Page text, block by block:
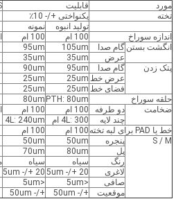
مورد قابلیت
تخته
یکنواختی +/- 10٪
تولید انبوه
نمونه
اندازه سوراخ
100 ام 100 ام
انگشت بستن گام صدا 105um
95um
عرض
35um
35um
پتک زدن
گام صدا 95um
90um
عرض خط 25um
25um
فضای خط 25um
25um
حلقه سوراخ
PTH: 80um
80um
ضخامت
دو طرفه 100 ام 100 ام
چند لایه
4L: 300 ام
4L: 240um
خط یا PAD برای لبه تخته
100 ام
100 ام
S / M
پنجره 50um
50um
پل
80um
70um
رنگ
سیاه سیاه
لاغری
20 +/- 5um
20 +/- 5um
صافی
<5um
<5um
موقعیت
+/- 50um
+/- 50um